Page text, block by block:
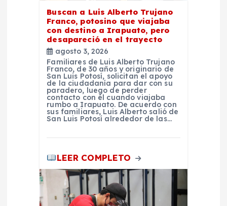
Buscan a Luis Alberto Trujano
Franco, potosino que viajaba
con destino a Irapuato, pero
desapareció en el trayecto
agosto 3, 2026
Familiares de Luis Alberto Trujano
Franco, de 30 años y originario de
San Luis Potosí, solicitan el apoyo
de la ciudadanía para dar con su
paradero, luego de perder
contacto con él cuando viajaba
rumbo a Irapuato. De acuerdo con
sus familiares, Luis Alberto salió de
San Luis Potosí alrededor de las…
LEER COMPLETO